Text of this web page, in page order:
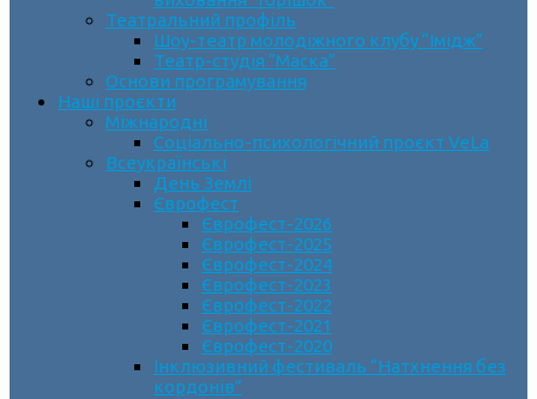
Театральний профіль
Шоу-театр молодіжного клубу “Імідж”
Театр-студія “Маска”
Основи програмування
Наші проєкти
Міжнародні
Соціально-психологічний проєкт VeLa
Всеукраїнські
День Землі
Єврофест
Єврофест-2026
Єврофест-2025
Єврофест-2024
Єврофест-2023
Єврофест-2022
Єврофест-2021
Єврофест-2020
Інклюзивний фестиваль “Натхнення без
кордонів”